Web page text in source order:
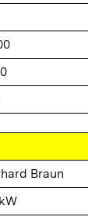
Braun